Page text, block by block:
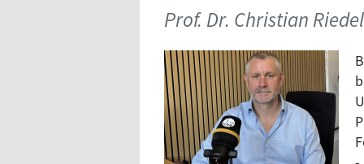
Prof. Dr. Christian Riedel